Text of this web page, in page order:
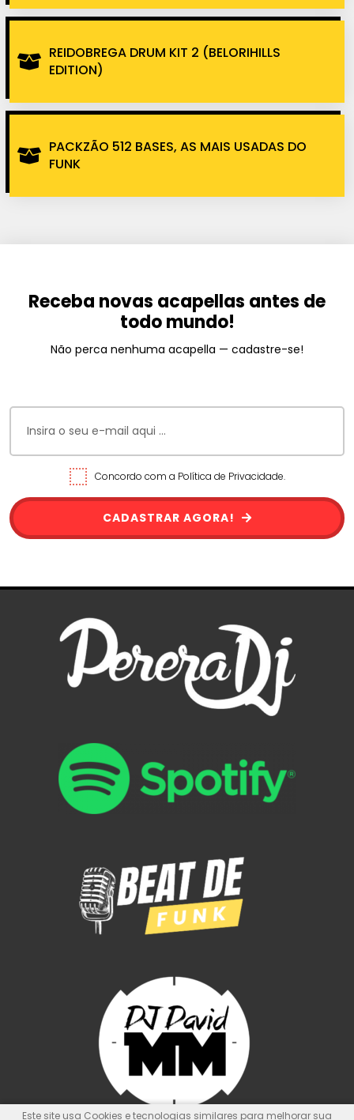
REIDOBREGA DRUM KIT 2 (BELORIHILLS
EDITION)
PACKZÃO 512 BASES, AS MAIS USADAS DO
FUNK
Receba novas acapellas antes de
todo mundo!
Não perca nenhuma acapella — cadastre-se!
Concordo com a Política de Privacidade.
CADASTRAR AGORA!
Este site usa Cookies e tecnologias similares para melhorar sua